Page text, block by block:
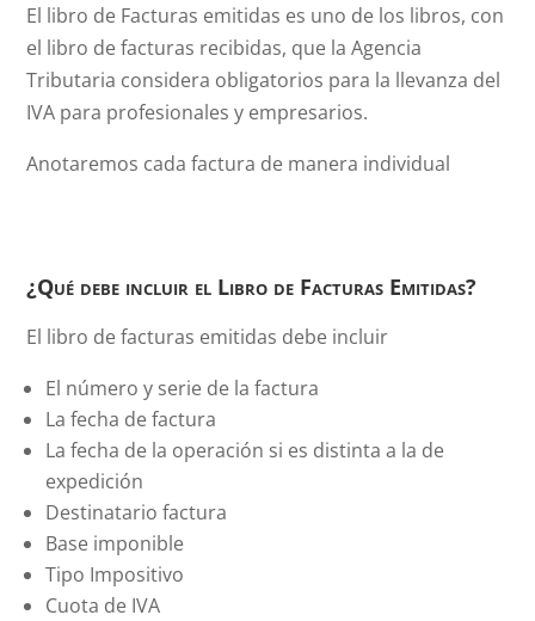
El libro de Facturas emitidas es uno de los libros, con
el libro de facturas recibidas, que la Agencia
Tributaria considera obligatorios para la llevanza del
IVA para profesionales y empresarios.
Anotaremos cada factura de manera individual
¿Qué debe incluir el Libro de Facturas Emitidas?
El libro de facturas emitidas debe incluir
El número y serie de la factura
La fecha de factura
La fecha de la operación si es distinta a la de
expedición
Destinatario factura
Base imponible
Tipo Impositivo
Cuota de IVA